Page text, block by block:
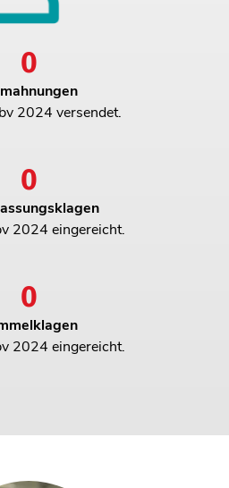
0
2024 versendet.
0
2024 eingereicht.
0
2024 eingereicht.